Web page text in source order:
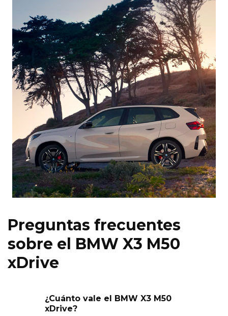
Preguntas frecuentes
sobre el BMW X3 M50
xDrive
¿Cuánto vale el BMW X3 M50
xDrive?